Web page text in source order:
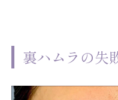
裏ハムラの失